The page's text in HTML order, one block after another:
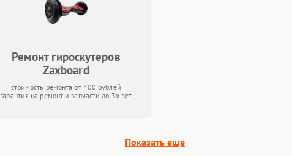
Ремонт гироскутеров
Zaxboard
стоимость ремонта от 400 рублей
гарантия на ремонт и запчасти до 3х лет
Показать еще